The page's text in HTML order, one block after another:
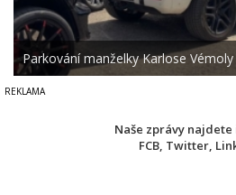
Parkování manželky Karlose
Naše zprávy najdete
FCB Twitter